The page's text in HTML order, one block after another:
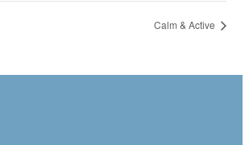
Calm & Active